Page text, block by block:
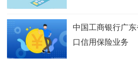
中国工商银行广
口信用保险业务